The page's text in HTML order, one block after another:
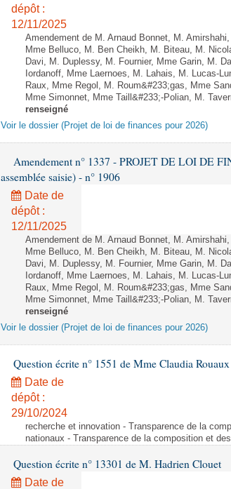
dépôt :
12/11/2025
Amendement de M. Arnaud Bonnet, M.
Mme Belluco, M. Ben Cheikh, M. Biteau, M.
Davi, M. Duplessy, M. Fournier, Mme Garin, M.
Iordanoff, Mme Laernoes, M. Lahais, M. Lucas-
Raux, Mme Regol, M. Roum&#233;gas, Mme
Mme Simonnet, Mme Taill&#233;-Polian, M.
renseigné
Voir le dossier (Projet de loi de finances pour 2026)
Amendement n° 1337 - PROJET DE LOI DE
assemblée saisie) - n° 1906
Date de
dépôt :
12/11/2025
Amendement de M. Arnaud Bonnet, M.
Mme Belluco, M. Ben Cheikh, M. Biteau, M.
Davi, M. Duplessy, M. Fournier, Mme Garin, M.
Iordanoff, Mme Laernoes, M. Lahais, M. Lucas-
Raux, Mme Regol, M. Roum&#233;gas, Mme
Mme Simonnet, Mme Taill&#233;-Polian, M.
renseigné
Voir le dossier (Projet de loi de finances pour 2026)
Question écrite n° 1551 de Mme Claudia Rouaux
Date de
dépôt :
29/10/2024
recherche et innovation - Transparence de la
nationaux - Transparence de la composition et
Question écrite n° 13301 de M. Hadrien Clouet
Date de